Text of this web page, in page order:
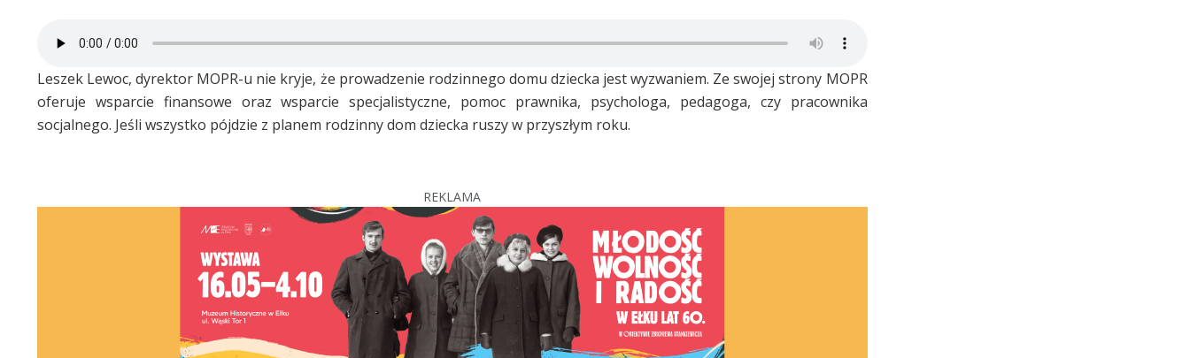
Leszek Lewoc, dyrektor MOPR-u nie kryje, że prowadzenie rodzinnego domu dziecka jest wyzwaniem. Ze swojej strony MOPR
oferuje wsparcie finansowe oraz wsparcie specjalistyczne, pomoc prawnika, psychologa, pedagoga, czy pracownika
socjalnego. Jeśli wszystko pójdzie z planem rodzinny dom dziecka ruszy w przyszłym roku.
REKLAMA